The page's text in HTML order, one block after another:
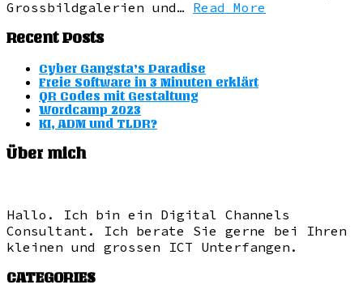
Grossbildgalerien und… Read More
Recent Posts
Cyber Gangsta’s Paradise
Freie Software in 3 Minuten erklärt
QR Codes mit Gestaltung
Wordcamp 2023
KI, ADM und TLDR?
Über mich
Hallo. Ich bin ein Digital Channels
Consultant. Ich berate Sie gerne bei Ihren
kleinen und grossen ICT Unterfangen.
CATEGORIES